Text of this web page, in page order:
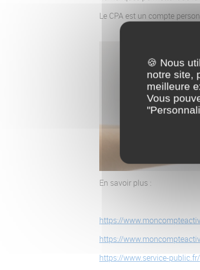
Le CPA est un compte
En savoir plus :
https://
https://
https://www.service-
🍪 Nous
notre site,
meilleure
Vous